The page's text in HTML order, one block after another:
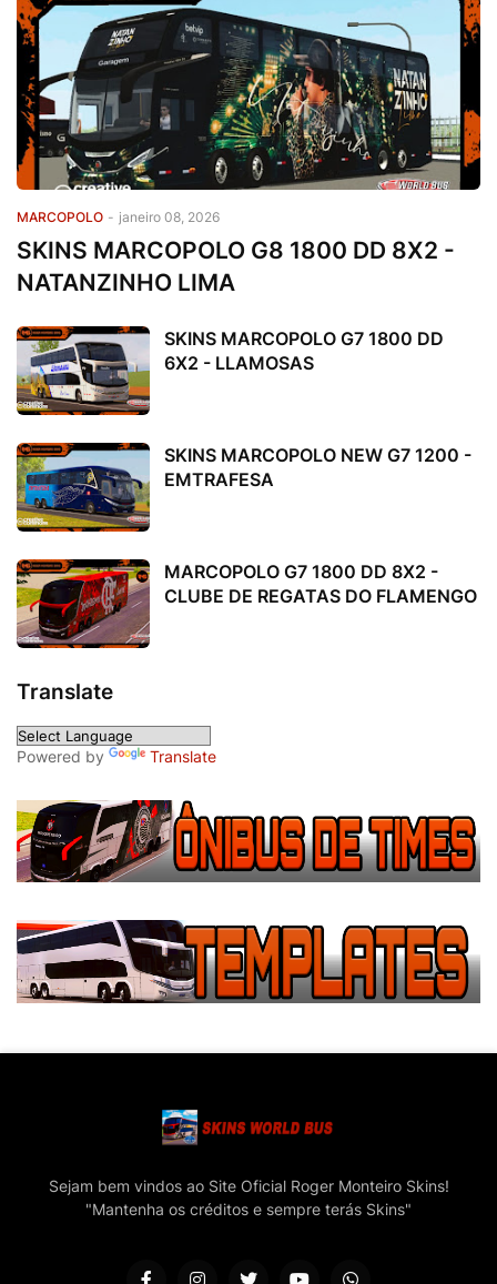
MARCOPOLO - janeiro 08, 2026
SKINS MARCOPOLO G8 1800 DD 8X2 -
NATANZINHO LIMA
SKINS MARCOPOLO G7 1800 DD
6X2 - LLAMOSAS
SKINS MARCOPOLO NEW G7 1200 -
EMTRAFESA
MARCOPOLO G7 1800 DD 8X2 -
CLUBE DE REGATAS DO FLAMENGO
Translate
Powered by Translate
Sejam bem vindos ao Site Oficial Roger Monteiro Skins!
"Mantenha os créditos e sempre terás Skins"